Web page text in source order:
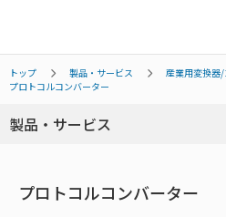
トップ 製品・サービス
産業用変換器
プロトコルコンバーター
製品・サービス
プロトコルコンバーター